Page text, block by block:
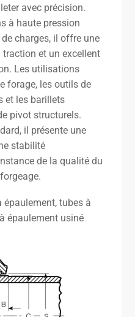
avec précision.
à haute pression
charges, il offre une
et un excellent
Les utilisations
forage, les outils de
et les barillets
pivot structurels.
il présente une
stabilité
de la qualité du
épaulement, tubes à
épaulement usiné